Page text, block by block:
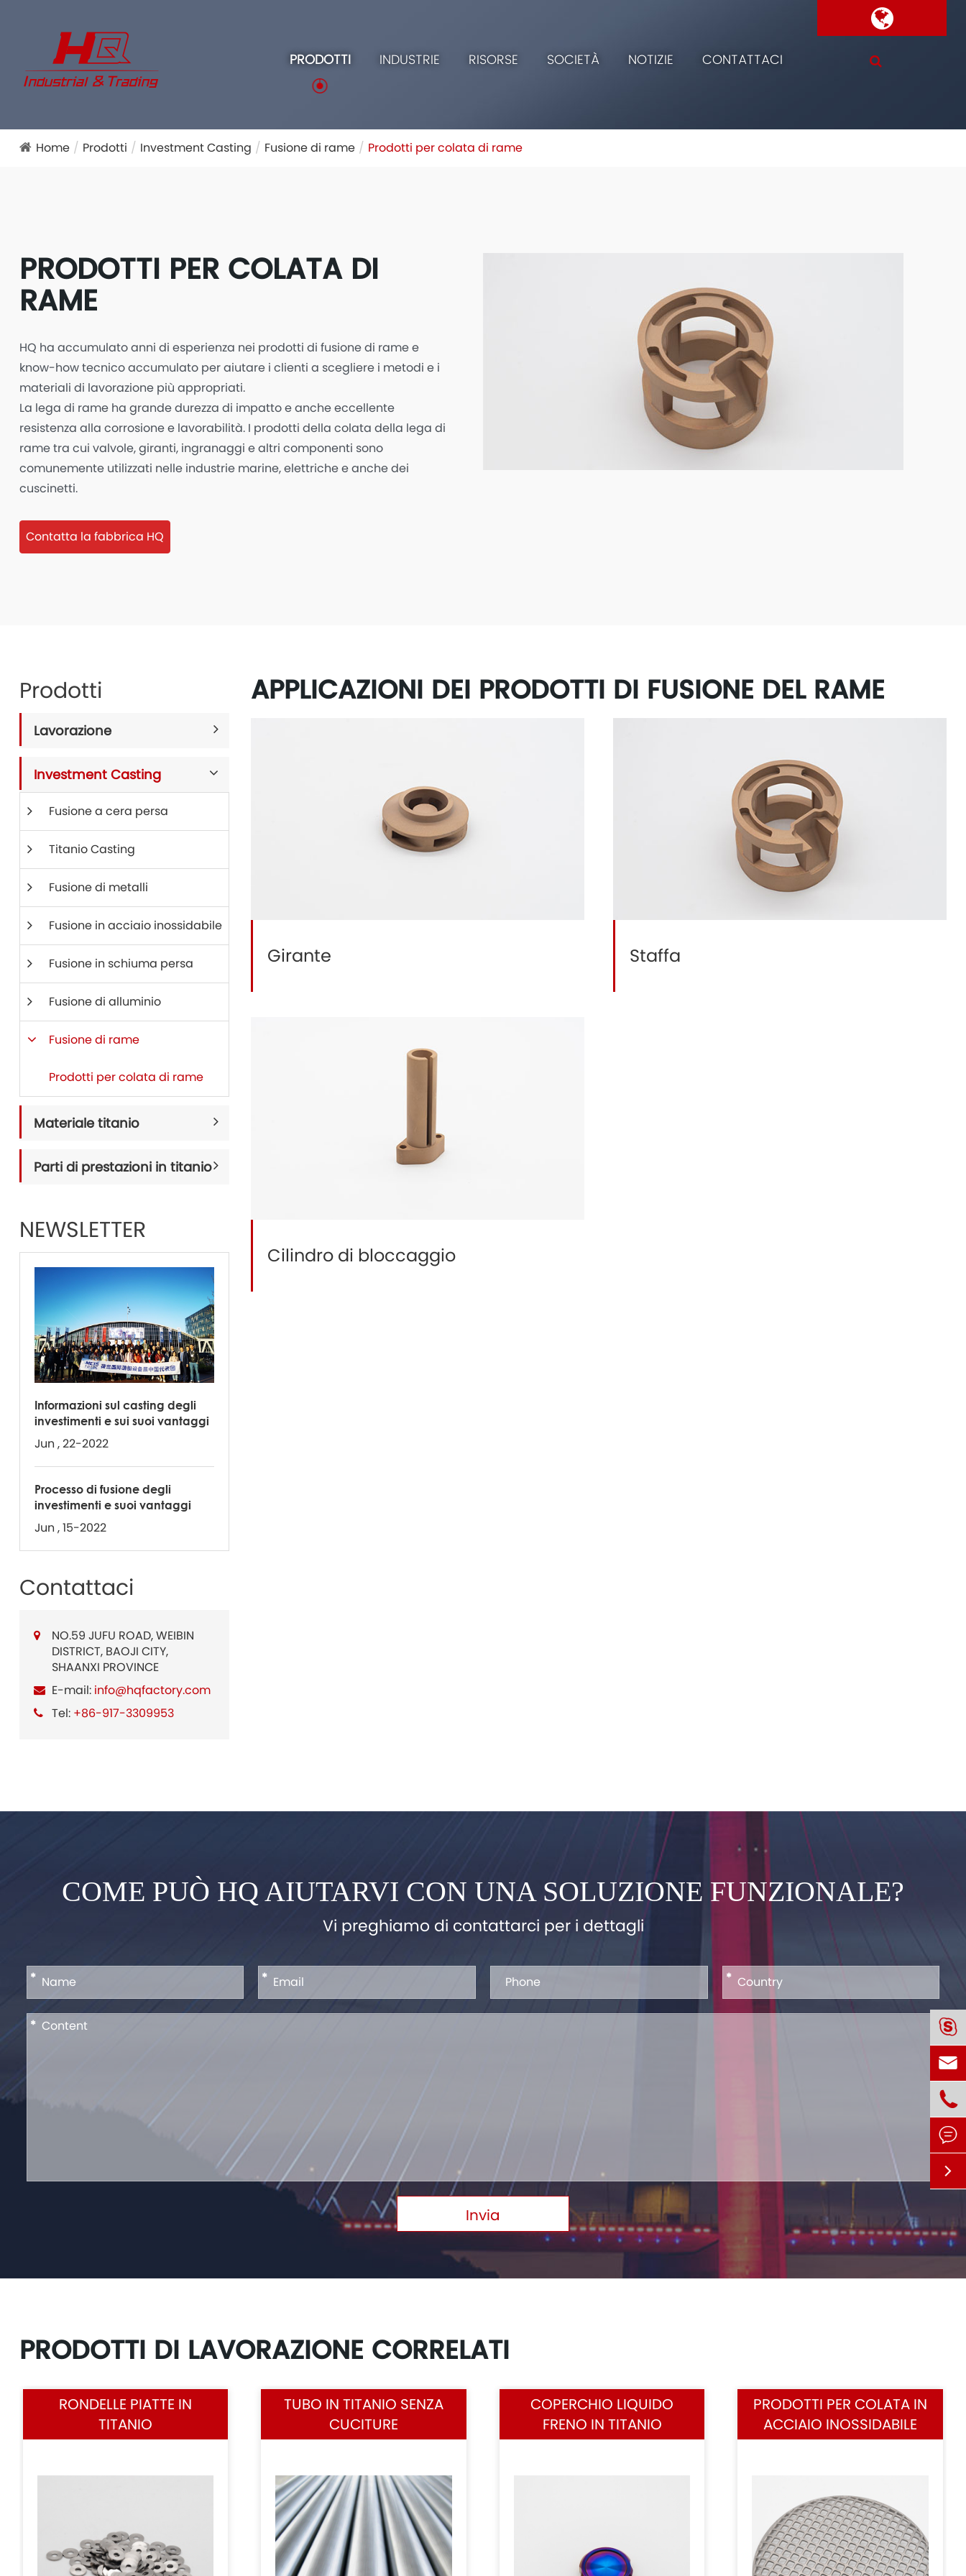
PRODOTTI INDUSTRIE RISORSE SOCIETÀ NOTIZIE CONTATTACI
Home Prodotti Investment Casting Fusione di rame Prodotti per colata di rame
PRODOTTI PER COLATA DI
RAME
HQ ha accumulato anni di esperienza nei prodotti di fusione di rame e
know-how tecnico accumulato per aiutare i clienti a scegliere i metodi e i
materiali di lavorazione più appropriati.
La lega di rame ha grande durezza di impatto e anche eccellente
resistenza alla corrosione e lavorabilità. I prodotti della colata della lega di
rame tra cui valvole, giranti, ingranaggi e altri componenti sono
comunemente utilizzati nelle industrie marine, elettriche e anche dei
cuscinetti.
Contatta la fabbrica HQ
Prodotti
Lavorazione
Investment Casting
Fusione a cera persa
Titanio Casting
Fusione di metalli
Fusione in acciaio inossidabile
Fusione in schiuma persa
Fusione di alluminio
Fusione di rame
Prodotti per colata di rame
Materiale titanio
Parti di prestazioni in titanio
NEWSLETTER
Informazioni sul casting degli
investimenti e sui suoi vantaggi
Jun , 22-2022
Processo di fusione degli
investimenti e suoi vantaggi
Jun , 15-2022
Contattaci
NO.59 JUFU ROAD, WEIBIN
DISTRICT, BAOJI CITY,
SHAANXI PROVINCE
E-mail: info@hqfactory.com
Tel: +86-917-3309953
APPLICAZIONI DEI PRODOTTI DI FUSIONE DEL RAME
Girante Staffa
Cilindro di bloccaggio
COME PUÒ HQ AIUTARVI CON UNA SOLUZIONE FUNZIONALE?
Vi preghiamo di contattarci per i dettagli
* * *
*
Invia
PRODOTTI DI LAVORAZIONE CORRELATI
RONDELLE PIATTE IN
TITANIO
TUBO IN TITANIO SENZA
CUCITURE
COPERCHIO LIQUIDO
FRENO IN TITANIO
PRODOTTI PER COLATA IN
ACCIAIO INOSSIDABILE




